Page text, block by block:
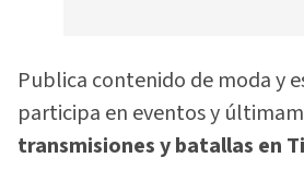
Publica contenido de moda y
participa en eventos y
transmisiones y batallas en